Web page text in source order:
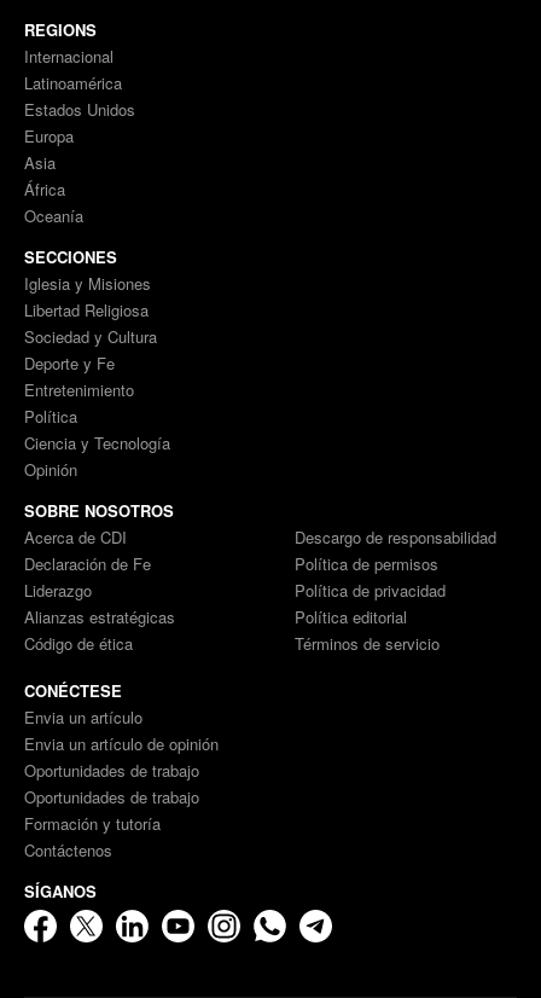
REGIONS
Internacional
Latinoamérica
Estados Unidos
Europa
Asia
África
Oceanía
SECCIONES
Iglesia y Misiones
Libertad Religiosa
Sociedad y Cultura
Deporte y Fe
Entretenimiento
Política
Ciencia y Tecnología
Opinión
SOBRE NOSOTROS
Acerca de CDI
Declaración de Fe
Liderazgo
Alianzas estratégicas
Código de ética
Descargo de responsabilidad
Política de permisos
Política de privacidad
Política editorial
Términos de servicio
CONÉCTESE
Envia un artículo
Envia un artículo de opinión
Oportunidades de trabajo
Oportunidades de trabajo
Formación y tutoría
Contáctenos
SÍGANOS